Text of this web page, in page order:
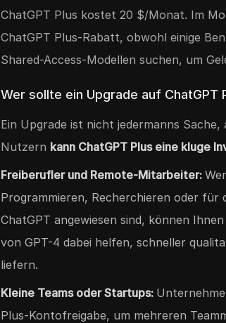
ChatGPT Plus kostet 20 $/Monat. Im
ChatGPT Plus-Rabatt, obwohl einige
Shared-Access-Modellen suchen, um
Wer sollte ein Upgrade auf ChatGPT
Ein Upgrade ist nicht jedermanns
Nutzern kann ChatGPT Plus eine kluge
Freiberufler und Remote-Mitarbeiter:
Programmieren, Recherchieren oder für
ChatGPT angewiesen sind, können
von GPT-4 dabei helfen, schneller
liefern.
Kleine Teams oder Startups:
Plus-Kontofreigabe, um mehreren